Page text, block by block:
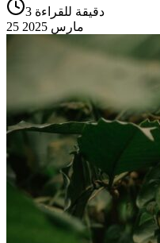
3 دقيقة للقراءة
25 مارس 2025